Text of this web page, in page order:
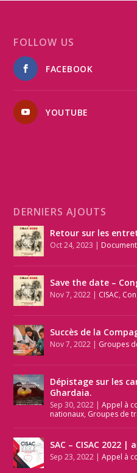
FOLLOW US
FACEBOOK
YOUTUBE
DERNIERS AJOUTS
Retour sur les
Oct 24, 2023 |
Save the date –
Nov 7, 2022 | CISAC,
Succès de la
Nov 7, 2022 | Groupes
Dépistage sur les
Ghardaia.
Sep 30, 2022 |Appel à
nationaux, Groupes de
SAC – CISAC 2022
Sep 23, 2022 |Appel à